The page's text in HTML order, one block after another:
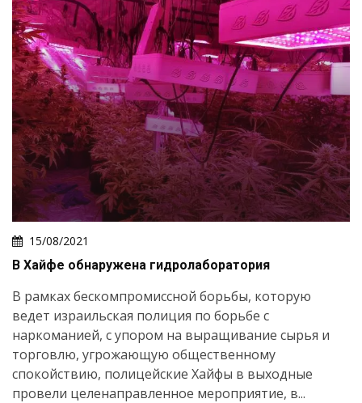
15/08/2021
В Хайфе обнаружена гидролаборатория
В рамках бескомпромиссной борьбы, которую
ведет израильская полиция по борьбе с
наркоманией, с упором на выращивание сырья и
торговлю, угрожающую общественному
спокойствию, полицейские Хайфы в выходные
провели целенаправленное мероприятие, в...